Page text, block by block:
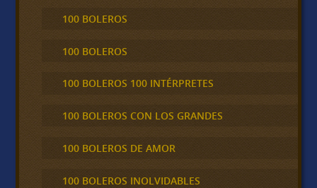
100 BOLEROS
100 BOLEROS
100 BOLEROS 100 INTÉRPRETES
100 BOLEROS CON LOS GRANDES
100 BOLEROS DE AMOR
100 BOLEROS INOLVIDABLES